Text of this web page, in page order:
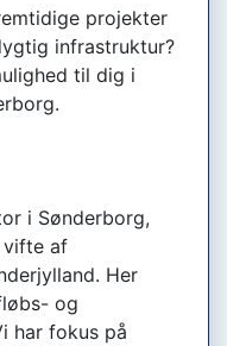
projekter
infrastruktur?
til dig i
i Sønderborg,
vifte af
Her
og
har fokus på